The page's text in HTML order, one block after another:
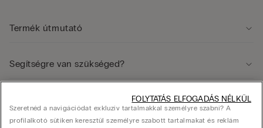
Termék útmutató
Segítségre van szükséged?
Szeretnéd a navigációdat exkluzív tartalmakkal személyre szabni? A
profilalkotó sütiken keresztül személyre szabott tartalmakat és reklám
FOLYTATÁS ELFOGADÁS NÉLKÜL